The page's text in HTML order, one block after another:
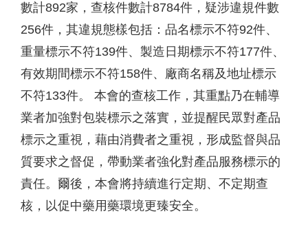
數計892家，查核件數計8784件，疑涉違規件數
256件，其違規態樣包括：品名標示不符92件、
重量標示不符139件、製造日期標示不符177件、
有效期間標示不符158件、廠商名稱及地址標示
不符133件。 本會的查核工作，其重點乃在輔導
業者加強對包裝標示之落實，並提醒民眾對產品
標示之重視，藉由消費者之重視，形成監督與品
質要求之督促，帶動業者強化對產品服務標示的
責任。爾後，本會將持續進行定期、不定期查
核，以促中藥用藥環境更臻安全。